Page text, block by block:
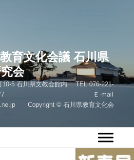
育文化会議 石川県
会
10-5 石川県文教会館内 TEL 076-221-
222-0877 Ｅ-mail
Copyright © 石川県教育文化会